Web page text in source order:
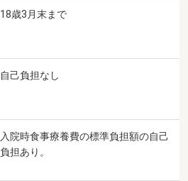
18歳3月末まで
自己負担なし
入院時食事療養費の標準負担額の自己
負担あり。